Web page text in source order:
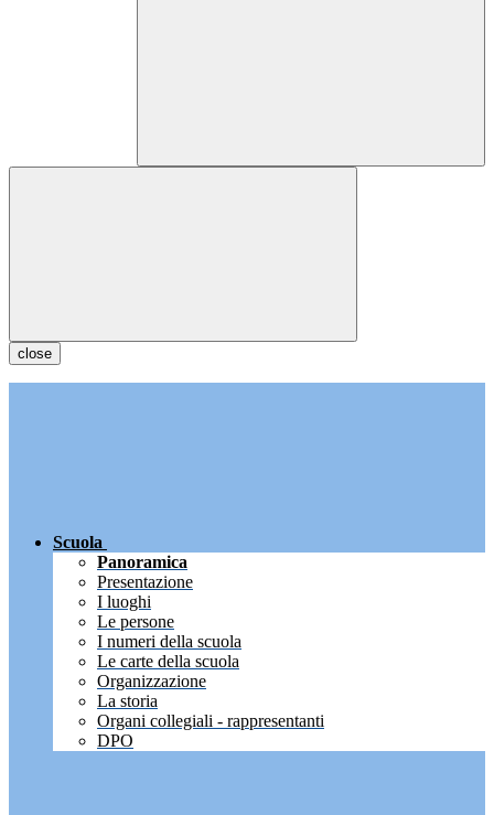
close
Scuola
Panoramica
Presentazione
I luoghi
Le persone
I numeri della scuola
Le carte della scuola
Organizzazione
La storia
Organi collegiali - rappresentanti
DPO